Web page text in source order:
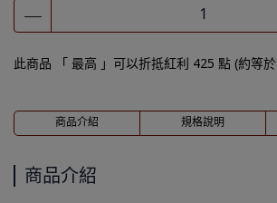
此商品 「 最高 」可以折抵紅利 425 點 (約等於
商品介紹 規格說明
商品介紹